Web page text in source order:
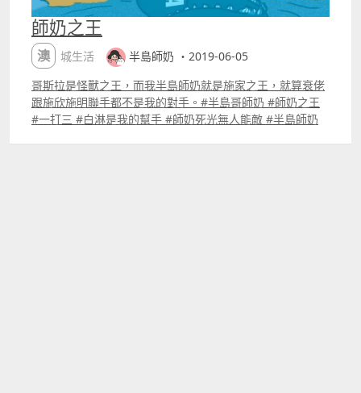
師奶之王
澳城生活
半島師奶 ・2019-06-05
哥斯拉是怪獸之王，而我半島師奶就是施家之王，就算衰佬
跟施欣施明聯手都不是我的對手。#半島哥師奶 #師奶之王
#一打三 #白淋是我的幫手 #師奶死光無人能敵 #半島師奶